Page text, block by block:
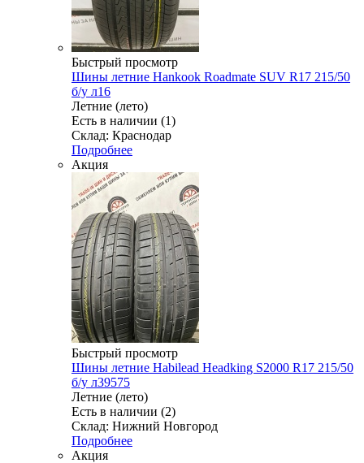
Быстрый просмотр
Шины летние Hankook Roadmate SUV R17 215/50
б/у л16
Летние (лето)
Есть в наличии (1)
Склад: Краснодар
Подробнее
Акция
Быстрый просмотр
Шины летние Habilead Headking S2000 R17 215/50
б/у л39575
Летние (лето)
Есть в наличии (2)
Склад: Нижний Новгород
Подробнее
Акция